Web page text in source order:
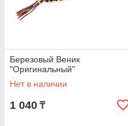
Березовый Веник
"Оригинальный"
Нет в наличии
1 040 ₸